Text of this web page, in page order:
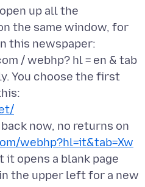
up all the
the same window, for
this newspaper:
/ webhp? hl = en & tab
You choose the first
now, no returns on
webhp?hl=it&tab=Xw
it opens a blank page
the upper left for a new